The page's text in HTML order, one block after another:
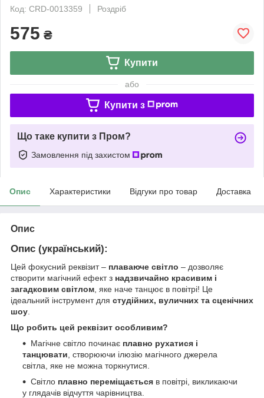
Код: CRD-0013359
Роздріб
575 ₴
Купити
або
Купити з
Що таке купити з Пром?
Замовлення під захистом
Опис Характеристики Відгуки про товар Доставка
Опис
Опис (український):
Цей фокусний реквізит – плаваюче світло – дозволяє
створити магічний ефект з надзвичайно красивим і
загадковим світлом , яке наче танцює в повітрі! Це
ідеальний інструмент для студійних, вуличних та сценічних
шоу
Що робить цей реквізит особливим?
Магічне світло починає плавно рухатися і
танцювати , створюючи ілюзію магічного джерела
світла, яке не можна торкнутися.
Світло плавно переміщається в повітрі, викликаючи
у глядачів відчуття чарівництва.